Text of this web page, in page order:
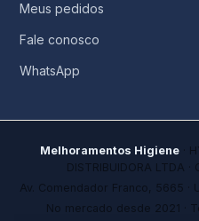
Meus pedidos
Fale conosco
WhatsApp
Melhoramentos Higiene ·
DISTRIBUIDORA LTDA
Av. Comendador Franco, 5665 ·
No mercado desde 2021 ·